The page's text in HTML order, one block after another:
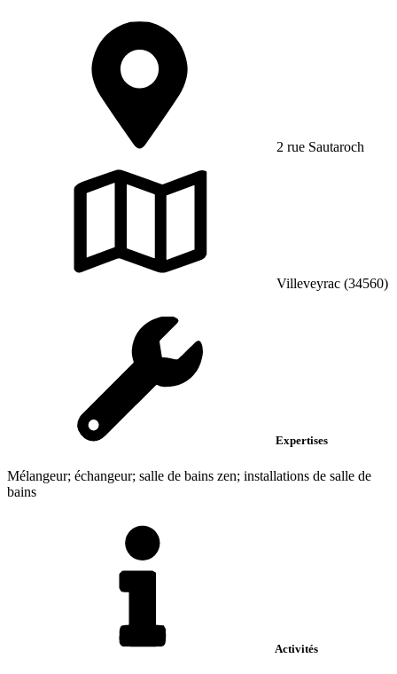
2 rue Sautaroch
Villeveyrac (34560)
Expertises
Mélangeur; échangeur; salle de bains zen; installations de salle de
bains
Activités